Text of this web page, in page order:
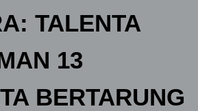
TALENTA
13
BERTARUNG